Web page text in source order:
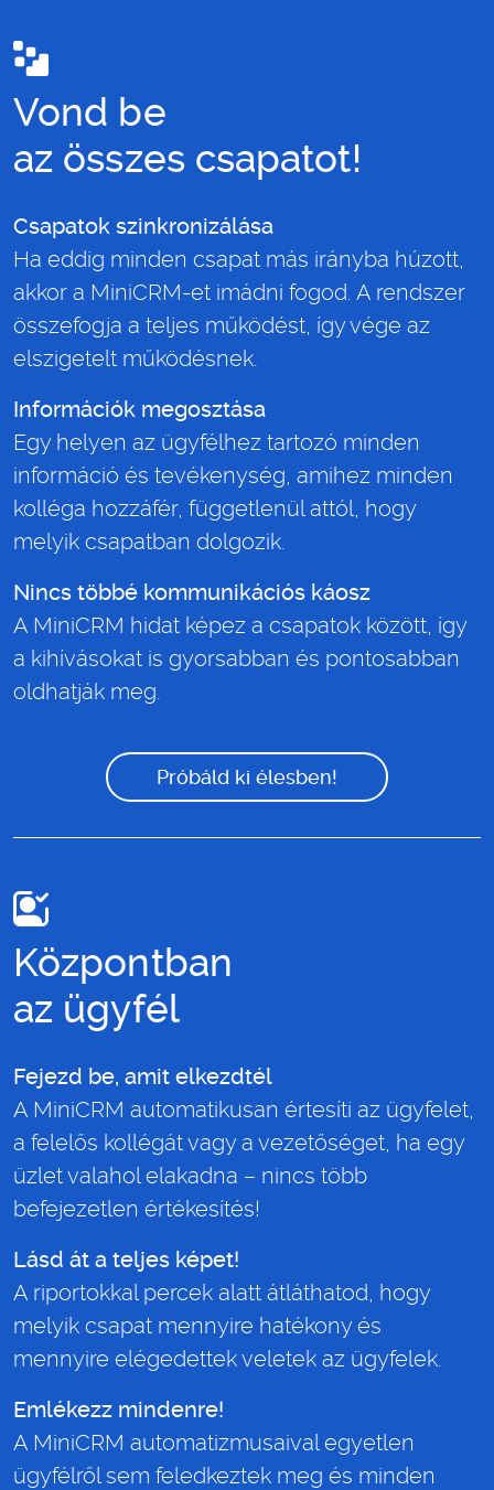
Vond be
az összes csapatot!
Csapatok szinkronizálása
Ha eddig minden csapat más irányba húzott,
akkor a MiniCRM-et imádni fogod. A rendszer
összefogja a teljes működést, így vége az
elszigetelt működésnek.
Információk megosztása
Egy helyen az ügyfélhez tartozó minden
információ és tevékenység, amihez minden
kolléga hozzáfér, függetlenül attól, hogy
melyik csapatban dolgozik.
Nincs többé kommunikációs káosz
A MiniCRM hidat képez a csapatok között, így
a kihívásokat is gyorsabban és pontosabban
oldhatják meg.
Próbáld ki élesben!
Központban
az ügyfél
Fejezd be, amit elkezdtél
A MiniCRM automatikusan értesíti az ügyfelet,
a felelős kollégát vagy a vezetőséget, ha egy
üzlet valahol elakadna – nincs több
befejezetlen értékesítés!
Lásd át a teljes képet!
A riportokkal percek alatt átláthatod, hogy
melyik csapat mennyire hatékony és
mennyire elégedettek veletek az ügyfelek.
Emlékezz mindenre!
A MiniCRM automatizmusaival egyetlen
ügyfélről sem feledkeztek meg és minden